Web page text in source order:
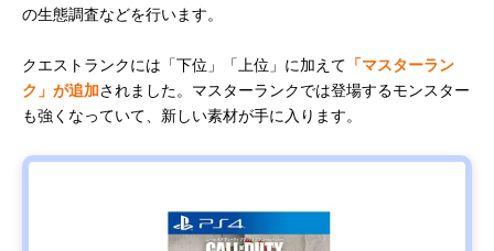
の生態調査などを行います。
クエストランクには「下位」「上位」に加えて 「マスターラン
ク」が追加されました。マスターランクでは登場するモンスター
も強くなっていて、新しい素材が手に入ります。